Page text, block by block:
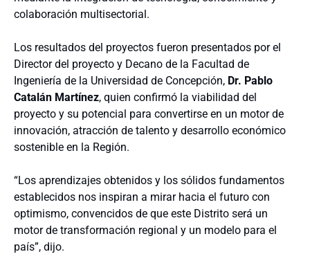
colaboración multisectorial.
Los resultados del proyectos fueron presentados por el
Director del proyecto y Decano de la Facultad de
Ingeniería de la Universidad de Concepción, Dr. Pablo
Catalán Martínez, quien confirmó la viabilidad del
proyecto y su potencial para convertirse en un motor de
innovación, atracción de talento y desarrollo económico
sostenible en la Región.
“Los aprendizajes obtenidos y los sólidos fundamentos
establecidos nos inspiran a mirar hacia el futuro con
optimismo, convencidos de que este Distrito será un
motor de transformación regional y un modelo para el
país”, dijo.